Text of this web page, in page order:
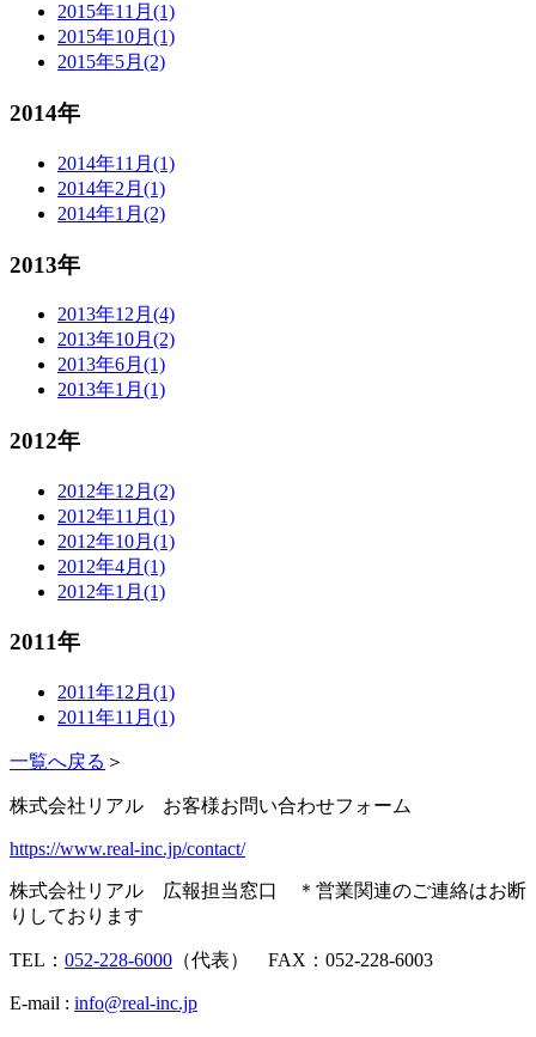
2015年11月(1)
2015年10月(1)
2015年5月(2)
2014年
2014年11月(1)
2014年2月(1)
2014年1月(2)
2013年
2013年12月(4)
2013年10月(2)
2013年6月(1)
2013年1月(1)
2012年
2012年12月(2)
2012年11月(1)
2012年10月(1)
2012年4月(1)
2012年1月(1)
2011年
2011年12月(1)
2011年11月(1)
一覧へ戻る ＞
株式会社リアル お客様お問い合わせフォーム
https://www.real-inc.jp/contact/
株式会社リアル 広報担当窓口 ＊営業関連のご連絡はお断
りしております
TEL： 052-228-6000 （代表） FAX：052-228-6003
E-mail : info@real-inc.jp